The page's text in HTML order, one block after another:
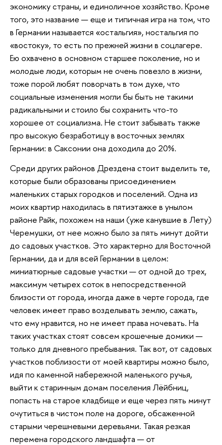
экономику страны, и единоличное хозяйство. Кроме
того, это название — еще и типичная игра на том, что
в Германии называется «остальгия», ностальгия по
«востоку», то есть по прежней жизни в соцлагере.
Ею охвачено в основном старшее поколение, но и
молодые люди, которым не очень повезло в жизни,
тоже порой любят поворчать в том духе, что
социальные изменения могли бы быть не такими
радикальными и стоило бы сохранить что-то
хорошее от социализма. Не стоит забывать также
про высокую безработицу в восточных землях
Германии: в Саксонии она доходила до 20%.
Среди других районов Дрездена стоит выделить те,
которые были образованы присоединением
маленьких старых городков и поселений. Одна из
моих квартир находилась в пятиэтажке в унылом
районе Райк, похожем на наши (уже канувшие в Лету)
Черемушки, от нее можно было за пять минут дойти
до садовых участков. Это характерно для Восточной
Германии, да и для всей Германии в целом:
миниатюрные садовые участки — от одной до трех,
максимум четырех соток в непосредственной
близости от города, иногда даже в черте города, где
человек имеет право возделывать землю, сажать,
что ему нравится, но не имеет права ночевать. На
таких участках стоят совсем крошечные домики —
только для дневного пребывания. Так вот, от садовых
участков поблизости от моей квартиры можно было,
идя по каменной набережной маленького ручья,
выйти к старинным домам поселения Лёйбниц,
попасть на старое кладбище и еще через пять минут
очутиться в чистом поле на дороге, обсаженной
старыми черешневыми деревьями. Такая резкая
перемена городского ландшафта — от